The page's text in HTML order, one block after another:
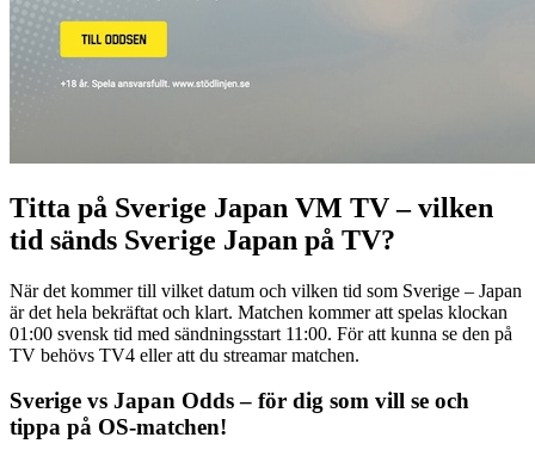
Titta på Sverige Japan VM TV – vilken
tid sänds Sverige Japan på TV?
När det kommer till vilket datum och vilken tid som Sverige – Japan
är det hela bekräftat och klart. Matchen kommer att spelas klockan
01:00 svensk tid med sändningsstart 11:00. För att kunna se den på
TV behövs TV4 eller att du streamar matchen.
Sverige vs Japan Odds – för dig som vill se och
tippa på OS-matchen!